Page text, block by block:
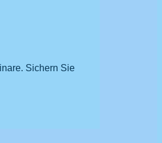
Sichern Sie